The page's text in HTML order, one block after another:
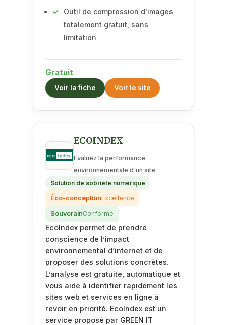
Outil de compression d'images
totalement gratuit, sans
limitation
Gratuit
Voir la fiche Voir le site
ECOINDEX
Evaluez la performance
environnementale d'un site
Solution de sobriété numérique
Éco-conceptionExcellence
SouverainConforme
EcoIndex permet de prendre
conscience de l’impact
environnemental d’internet et de
proposer des solutions concrètes.
L’analyse est gratuite, automatique et
vous aide à identifier rapidement les
sites web et services en ligne à
revoir en priorité. EcoIndex est un
service proposé par GREEN IT